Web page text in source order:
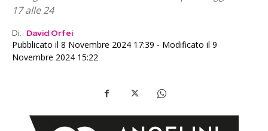
17 alle 24
Di: David Orfei
Pubblicato il 8 Novembre 2024 17:39 - Modificato il 9
Novembre 2024 15:22